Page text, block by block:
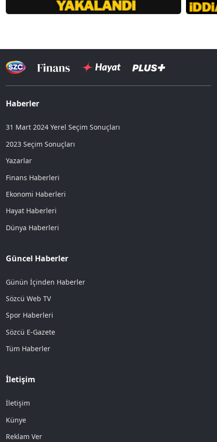
Haberler
31 Mart 2024 Yerel Seçim Sonuçları
2023 Seçim Sonuçları
Yazarlar
Finans Haberleri
Ekonomi Haberleri
Hayat Haberleri
Dünya Haberleri
Güncel Haberler
Günün İçinden Haberler
Sözcü Web TV
Spor Haberleri
Sözcü E-Gazete
Tüm Haberler
İletişim
İletişim
Künye
Reklam Ver